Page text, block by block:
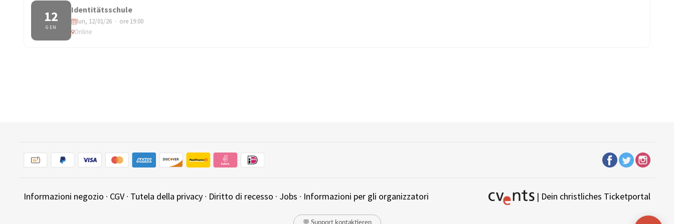
12
GEN
Identitätsschule
lun, 12/01/26 · ore 19:00
Online
Informazioni negozio · CGV· Tutela della privacy · Diritto di recesso · Jobs · Informazioni per gli organizzatori | Dein christliches Ticketportal